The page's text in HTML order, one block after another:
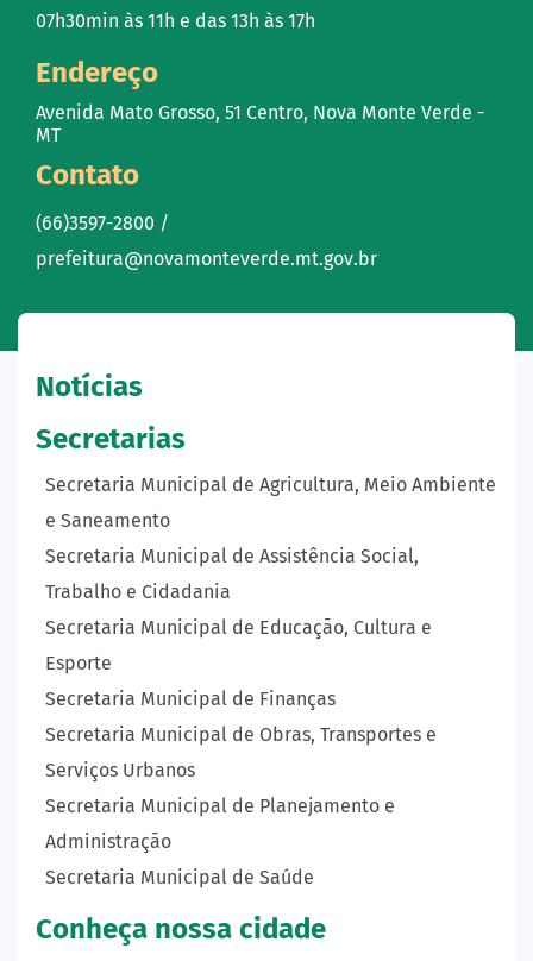
07h30min às 11h e das 13h às 17h
Endereço
Avenida Mato Grosso, 51 Centro, Nova Monte Verde -
MT
Contato
(66)3597-2800 /
prefeitura@novamonteverde.mt.gov.br
Notícias
Secretarias
Secretaria Municipal de Agricultura, Meio Ambiente
e Saneamento
Secretaria Municipal de Assistência Social,
Trabalho e Cidadania
Secretaria Municipal de Educação, Cultura e
Esporte
Secretaria Municipal de Finanças
Secretaria Municipal de Obras, Transportes e
Serviços Urbanos
Secretaria Municipal de Planejamento e
Administração
Secretaria Municipal de Saúde
Conheça nossa cidade